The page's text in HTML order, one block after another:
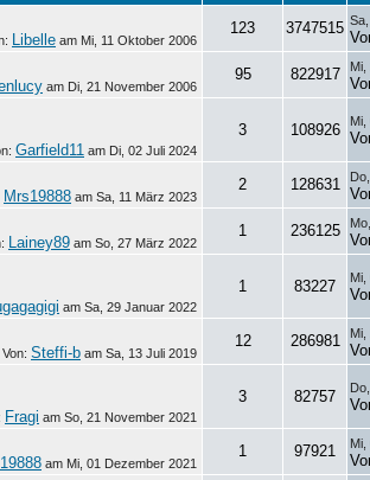
Libelle am Mi, 11 Oktober 2006
123 3747515
am Di, 21 November 2006
95 822917 Mi,
Garfield11 am Di, 02 Juli 2024
3 108926 Mi,
Mrs19888 am Sa, 11 März 2023
2 128631
Lainey89 am So, 27 März 2022
1 236125
am Sa, 29 Januar 2022
1 83227
Von: Steffi-b am Sa, 13 Juli 2019
12 286981
Fragi am So, 21 November 2021
3 82757
am Mi, 01 Dezember 2021
1 97921